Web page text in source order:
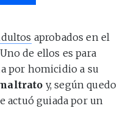
aprobados en el
de ellos es para
por homicidio a su
y, según quedo
actuó guiada por un